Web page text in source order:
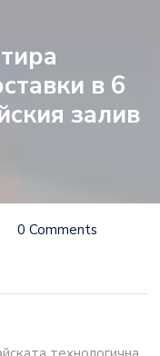
в 6
залив
0 Comments